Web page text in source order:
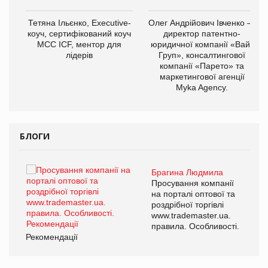
Тетяна Ільєнко, Executive-
коуч, сертифікований коуч
МСС ICF, ментор для
лідерів
Олег Андрійович Івченко —
директор патентно-
юридичної компанії «Вайз
Груп», консалтингової
компанії «Парето» та
маркетингової агенції
Myka Agency.
БЛОГИ
Брагина Людмила
Просування компанії
на порталі оптової та
роздрібної торгівлі
www.trademaster.ua.
правила. Особливості.
Рекомендації